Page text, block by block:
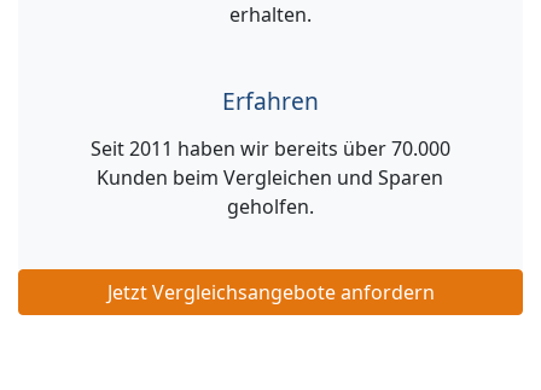
erhalten.
Erfahren
Seit 2011 haben wir bereits über 70.000
Kunden beim Vergleichen und Sparen
geholfen.
Jetzt Vergleichsangebote anfordern